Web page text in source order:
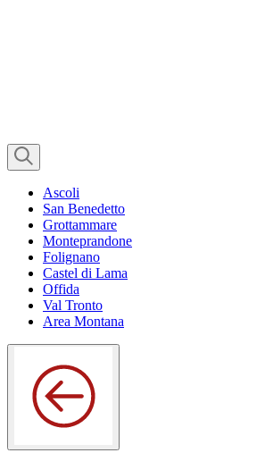
Ascoli
San Benedetto
Grottammare
Monteprandone
Folignano
Castel di Lama
Offida
Val Tronto
Area Montana